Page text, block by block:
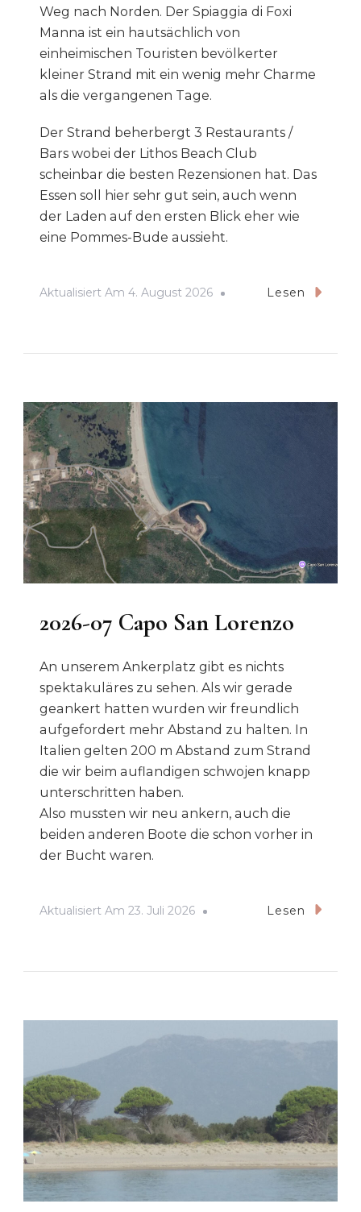
Weg nach Norden. Der Spiaggia di Foxi
Manna ist ein hautsächlich von
einheimischen Touristen bevölkerter
kleiner Strand mit ein wenig mehr Charme
als die vergangenen Tage.
Der Strand beherbergt 3 Restaurants /
Bars wobei der Lithos Beach Club
scheinbar die besten Rezensionen hat. Das
Essen soll hier sehr gut sein, auch wenn
der Laden auf den ersten Blick eher wie
eine Pommes-Bude aussieht.
Aktualisiert Am 4. August 2026 Lesen
2026-07 Capo San Lorenzo
An unserem Ankerplatz gibt es nichts
spektakuläres zu sehen. Als wir gerade
geankert hatten wurden wir freundlich
aufgefordert mehr Abstand zu halten. In
Italien gelten 200 m Abstand zum Strand
die wir beim auflandigen schwojen knapp
unterschritten haben.
Also mussten wir neu ankern, auch die
beiden anderen Boote die schon vorher in
der Bucht waren.
Aktualisiert Am 23. Juli 2026 Lesen